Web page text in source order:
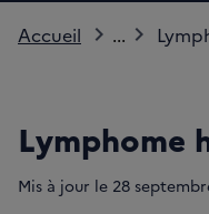
Accueil ...
Lymphome
Mis à jour le 28